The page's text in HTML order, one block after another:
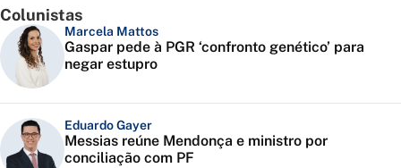
Colunistas
Marcela Mattos
Gaspar pede à PGR ‘confronto genético’ para
negar estupro
Eduardo Gayer
Messias reúne Mendonça e ministro por
conciliação com PF